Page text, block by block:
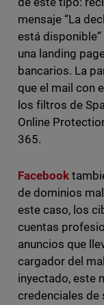
mensaje “La
está disponible”
una landing
bancarios. La
que el mail con
los filtros de
Online
365.
Facebook
de dominios
este caso, los
cuentas
anuncios que
cargador del
inyectado, este
credenciales de